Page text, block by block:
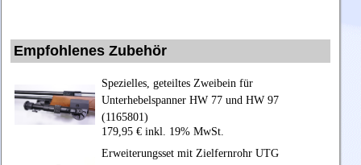
Empfohlenes Zubehör
Spezielles, geteiltes Zweibein für
Unterhebelspanner HW 77 und HW 97
(1165801)
179,95 € inkl. 19% MwSt.
Erweiterungsset mit Zielfernrohr UTG